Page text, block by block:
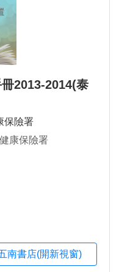
2013-2014(泰
保險署
康保險署
南書店(開新視窗)